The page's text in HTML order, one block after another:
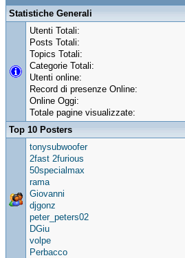
Statistiche Generali
Utenti Totali:
Posts Totali:
Topics Totali:
Categorie Totali:
Utenti online:
Record di presenze Online:
Online Oggi:
Totale pagine visualizzate:
Top 10 Posters
tonysubwoofer
2fast 2furious
50specialmax
rama
Giovanni
djgonz
peter_peters02
DGiu
volpe
Perbacco